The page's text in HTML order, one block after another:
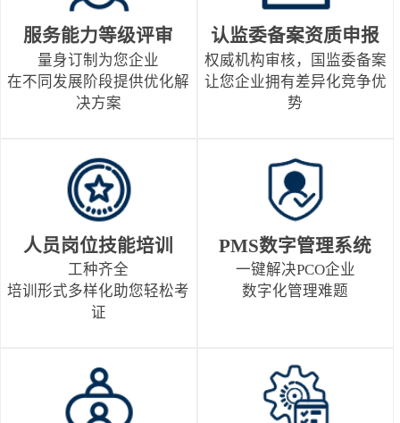
服务能力等级评审
量身订制为您企业
在不同发展阶段提供优化解
决方案
认监委备案资质申报
权威机构审核，国监委备案
让您企业拥有差异化竞争优
势
人员岗位技能培训
工种齐全
培训形式多样化助您轻松考
证
PMS数字管理系统
一键解决PCO企业
数字化管理难题